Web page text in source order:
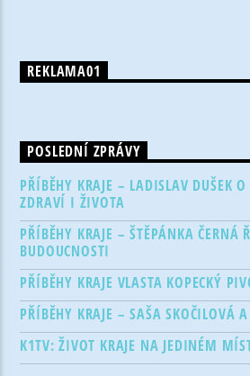
REKLAMA01
POSLEDNÍ ZPRÁVY
PŘÍBĚHY KRAJE – LADISLAV DUŠEK
ZDRAVÍ I ŽIVOTA
PŘÍBĚHY KRAJE – ŠTĚPÁNKA ČERNÁ
BUDOUCNOSTI
PŘÍBĚHY KRAJE VLASTA KOPECKÝ
PŘÍBĚHY KRAJE – SAŠA SKOČILOVÁ
K1TV: ŽIVOT KRAJE NA JEDINÉM